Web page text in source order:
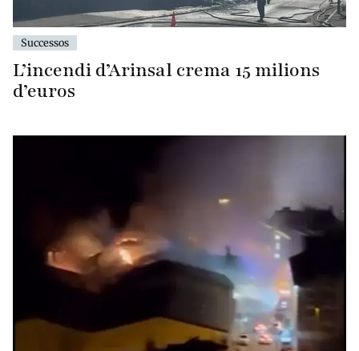
Successos
L’incendi d’Arinsal crema 15 milions
d’euros